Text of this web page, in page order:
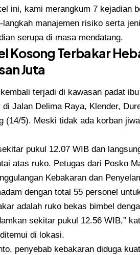
ini, kami merangkum 7 kejadian
langkah manajemen risiko serta
serupa di masa mendatang.
Kosong Terbakar
Juta
terjadi di kawasan padat
di Jalan Delima Raya, Klender,
(14/5). Meski tidak ada korban
pukul 12.07 WIB dan
atas ruko. Petugas dari Posko
Kebakaran dan
dengan total 55 personel
adalah ruko bekas bimbel
sekitar pukul 12.56 WIB,”
di lokasi.
penyebab kebakaran diduga